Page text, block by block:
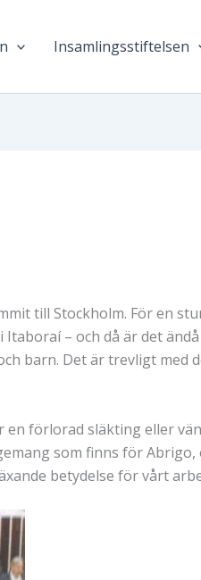
Insamlingsstiftelsen
till Stockholm. För en
– och då är det
barn. Det är trevligt med
förlorad släkting eller
som finns för
betydelse för vårt